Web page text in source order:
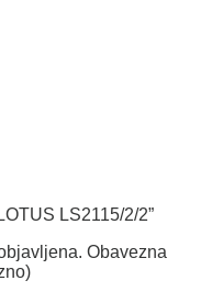
LS2115/2/2”
Obavezna